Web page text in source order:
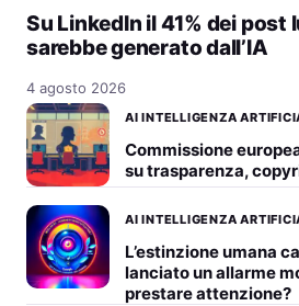
Su LinkedIn il 41% dei post
sarebbe generato dall’IA
4 agosto 2026
AI INTELLIGENZA
Commissione
su trasparenza,
AI INTELLIGENZA
L’estinzione umana
lanciato un allarme
prestare attenzione?